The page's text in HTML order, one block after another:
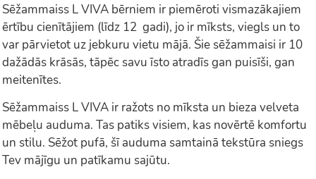
Sēžammaiss L VIVA bērniem ir piemēroti vismazākajiem
ērtību cienītājiem (līdz 12 gadi), jo ir mīksts, viegls un to
var pārvietot uz jebkuru vietu mājā. Šie sēžammaisi ir 10
dažādās krāsās, tāpēc savu īsto atradīs gan puisīši, gan
meitenītes.
Sēžammaiss L VIVA ir ražots no mīksta un bieza velveta
mēbeļu auduma. Tas patiks visiem, kas novērtē komfortu
un stilu. Sēžot pufā, šī auduma samtainā tekstūra sniegs
Tev mājīgu un patīkamu sajūtu.